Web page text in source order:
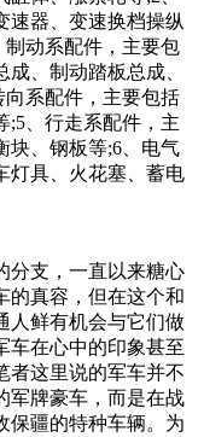
速器、变速换档操纵
制动系配件，主要包
、制动踏板总成、
系配件，主要包括
;5、行走系配件，主
、钢板等;6、电气
具、火花塞、蓄电
支，一直以来糖心
真容，但在这个和
通人鲜有机会与它们做
军车在心中的印象甚至
者这里说的军车并不
豪车，而是在战
疆的特种车辆。为